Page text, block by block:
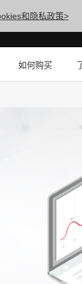
和隐私政策>
如何购买